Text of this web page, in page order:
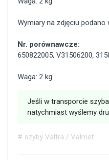
Wymiary na zdjęciu podano
Nr. porównawcze:
650822005, V31506200,
Waga: 2 kg
Jeśli w transporcie
natychmiast wyślemy
# szyby Valtra / Valmet